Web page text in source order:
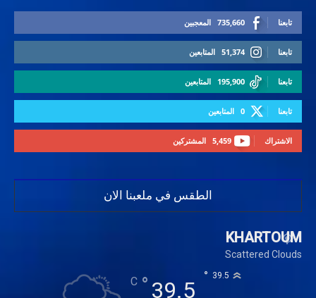
735,660 المعجبين تابعنا
51,374 المتابعين تابعنا
195,900 المتابعين تابعنا
0 المتابعين تابعنا
5,459 المشتركين الاشتراك
الطقس في ملعبنا الان
KHARTOUM
Scattered Clouds
39.5
°
C 39.5
°